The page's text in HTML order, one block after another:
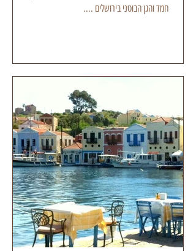
חמד והגן הבוטני בירושלים ....